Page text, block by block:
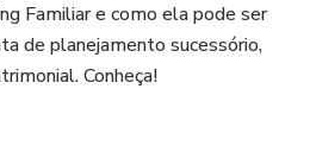
Familiar e como ela pode ser
de planejamento sucessório,
Conheça!